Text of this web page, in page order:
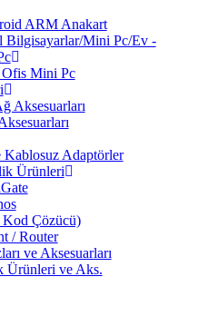
ARM Anakart
Bilgisayarlar/Mini Pc/Ev -
Mini Pc
Aksesuarları
Adaptörler
Ürünleri
Çözücü)
/ Router
ve Aksesuarları
Ürünleri ve Aks.